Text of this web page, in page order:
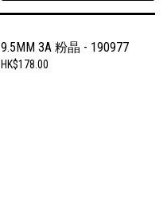
9.5MM 3A 粉晶 - 190977
HK$178.00